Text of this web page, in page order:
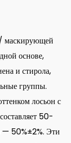
маскирующей
основе,
и стирола,
группы.
лосьон с
50-
— 50%±2%. Эти